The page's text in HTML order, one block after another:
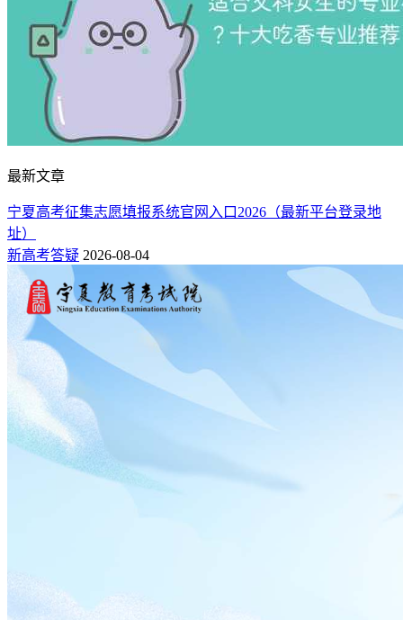
最新文章
宁夏高考征集志愿填报系统官网入口2026（最新平台登录地
址）
新高考答疑 2026-08-04